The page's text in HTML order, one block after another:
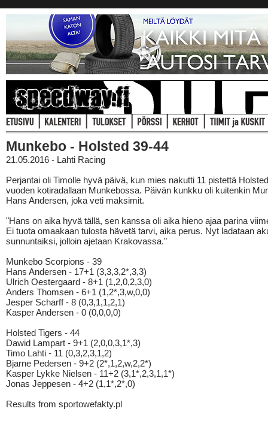
Munkebo - Holsted 39-44
21.05.2016 - Lahti Racing
Perjantai oli Timolle hyvä päivä, kun mies nakutti 11 pistettä
vuoden kotiradallaan Munkebossa. Päivän kunkku oli kuitenkin
Hans Andersen, joka veti maksimit.
"Hans on aika hyvä tällä, sen kanssa oli aika hieno ajaa parina
Ei tuota omaakaan tulosta hävetä tarvi, aika perus. Nyt ladataan
sunnuntaiksi, jolloin ajetaan Krakovassa."
Munkebo Scorpions - 39
Hans Andersen - 17+1 (3,3,3,2*,3,3)
Ulrich Oestergaard - 8+1 (1,2,0,2,3,0)
Anders Thomsen - 6+1 (1,2*,3,w,0,0)
Jesper Scharff - 8 (0,3,1,1,2,1)
Kasper Andersen - 0 (0,0,0,0)
Holsted Tigers - 44
Dawid Lampart - 9+1 (2,0,0,3,1*,3)
Timo Lahti - 11 (0,3,2,3,1,2)
Bjarne Pedersen - 9+2 (2*,1,2,w,2,2*)
Kasper Lykke Nielsen - 11+2 (3,1*,2,3,1,1*)
Jonas Jeppesen - 4+2 (1,1*,2*,0)
Results from sportowefakty.pl